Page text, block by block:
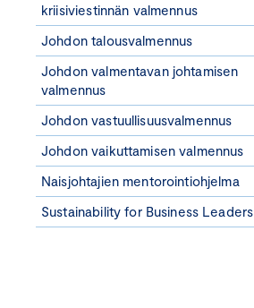
kriisiviestinnän valmennus
Johdon talousvalmennus
Johdon valmentavan johtamisen
valmennus
Johdon vastuullisuusvalmennus
Johdon vaikuttamisen valmennus
Naisjohtajien mentorointiohjelma
Sustainability for Business Leaders